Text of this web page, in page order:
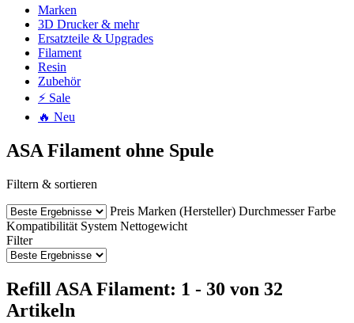
Marken
3D Drucker & mehr
Ersatzteile & Upgrades
Filament
Resin
Zubehör
⚡ Sale
🔥 Neu
ASA Filament ohne Spule
Filtern & sortieren
Preis Marken (Hersteller) Durchmesser Farbe
Kompatibilität System Nettogewicht
Filter
Refill ASA Filament: 1 - 30 von 32
Artikeln